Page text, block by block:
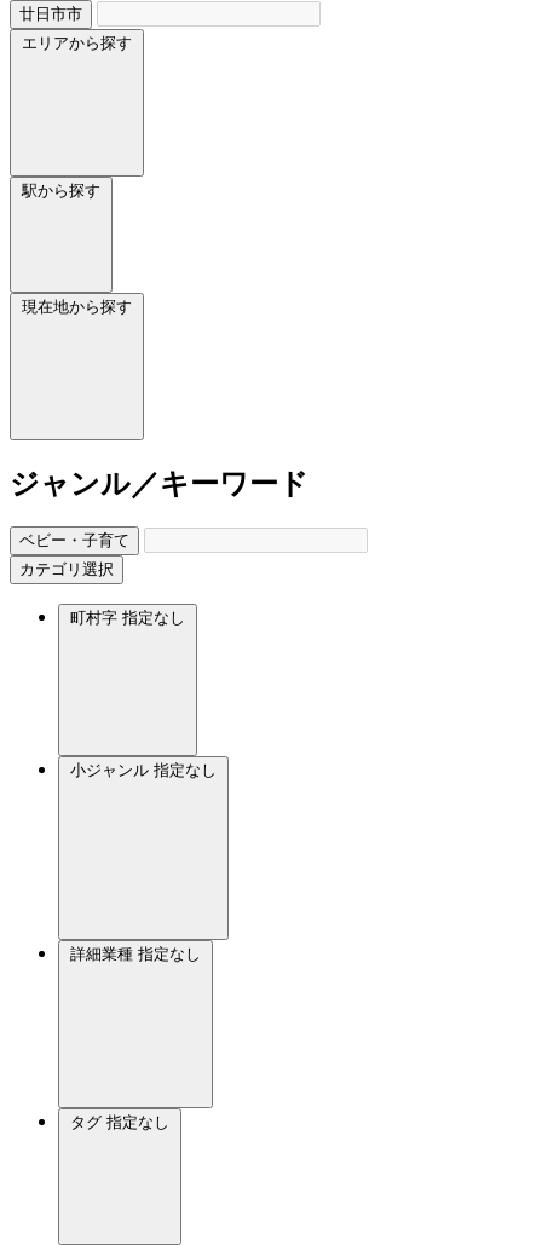
廿日市市
エリアから探す
駅から探す
現在地から探す
ジャンル／キーワード
ベビー・子育て
カテゴリ選択
町村字 指定なし
小ジャンル 指定なし
詳細業種 指定なし
タグ 指定なし